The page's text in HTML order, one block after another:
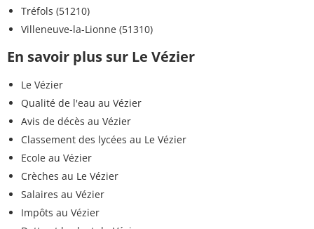
Tréfols (51210)
Villeneuve-la-Lionne (51310)
En savoir plus sur Le Vézier
Le Vézier
Qualité de l'eau au Vézier
Avis de décès au Vézier
Classement des lycées au Le Vézier
Ecole au Vézier
Crèches au Le Vézier
Salaires au Vézier
Impôts au Vézier